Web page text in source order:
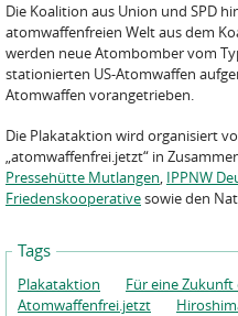
Die Koalition aus Union und SPD
atomwaffenfreien Welt aus dem
werden neue Atombomber vom
stationierten US-Atomwaffen
Atomwaffen vorangetrieben.
Die Plakataktion wird organisiert
„atomwaffenfrei.jetzt“ in
Pressehütte Mutlangen, IPPNW
Friedenskooperativesowie den
Tags
Plakataktion
Für eine
Atomwaffenfrei.jetzt